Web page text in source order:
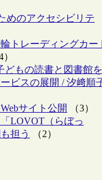
めのアクセシビリテ
トレーディングカー
）
どもの読書と図書館を
ビスの展開 / 汐﨑順
サイト公開
（3）
LOVOT（らぼっ
担う
（2）